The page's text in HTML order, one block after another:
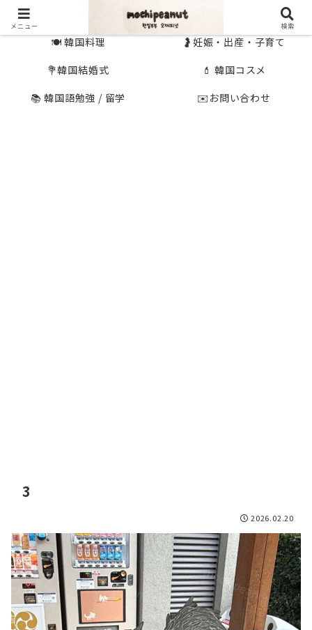
🍽 韓国料理
🤰妊娠・出産・子育て
💐韓国結婚式
💄 韓国コスメ
📚 韓国語勉強 / 留学
✉️お問い合わせ
3
2026.02.20
メニュー 検索